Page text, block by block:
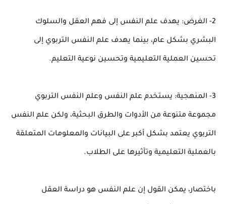
2- الغرض: يهدف علم النفس إلى فهم العقل والسلوك
البشري بشكل عام، بينما يهدف علم النفس التربوي إلى
تحسين العملية التعليمية وتحسين نوعية التعليم.
3- المنهجية: يستخدم علم النفس وعلم النفس التربوي
مجموعة متنوعة من الأدوات والطرق البحثية، ولكن علم النفس
التربوي يعتمد بشكل أكبر على البيانات والمعلومات المتعلقة
بالعملية التعليمية وتأثيرها على الطلاب.
باختصار، يمكن القول إن علم النفس هو دراسة العقل